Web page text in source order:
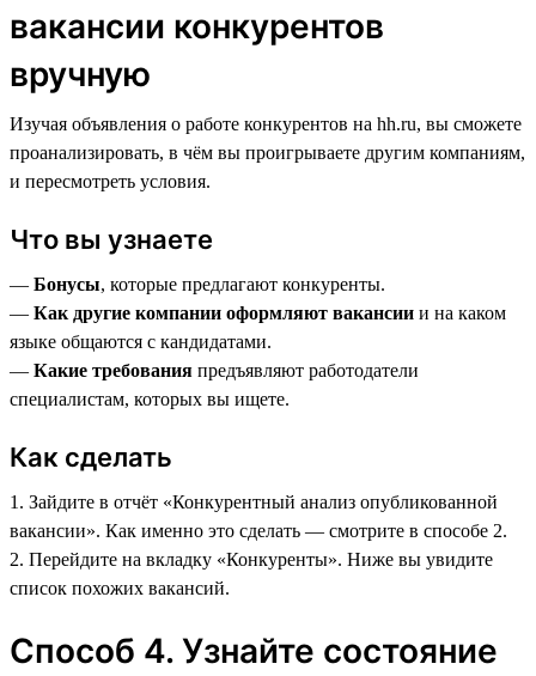
вакансии конкурентов
вручную
Изучая объявления о работе конкурентов на hh.ru, вы сможете
проанализировать, в чём вы проигрываете другим компаниям,
и пересмотреть условия.
Что вы узнаете
— Бонусы, которые предлагают конкуренты.
— Как другие компании оформляют вакансии и на каком
языке общаются с кандидатами.
— Какие требования предъявляют работодатели
специалистам, которых вы ищете.
Как сделать
1. Зайдите в отчёт «Конкурентный анализ опубликованной
вакансии». Как именно это сделать — смотрите в способе 2.
2. Перейдите на вкладку «Конкуренты». Ниже вы увидите
список похожих вакансий.
Способ 4. Узнайте состояние